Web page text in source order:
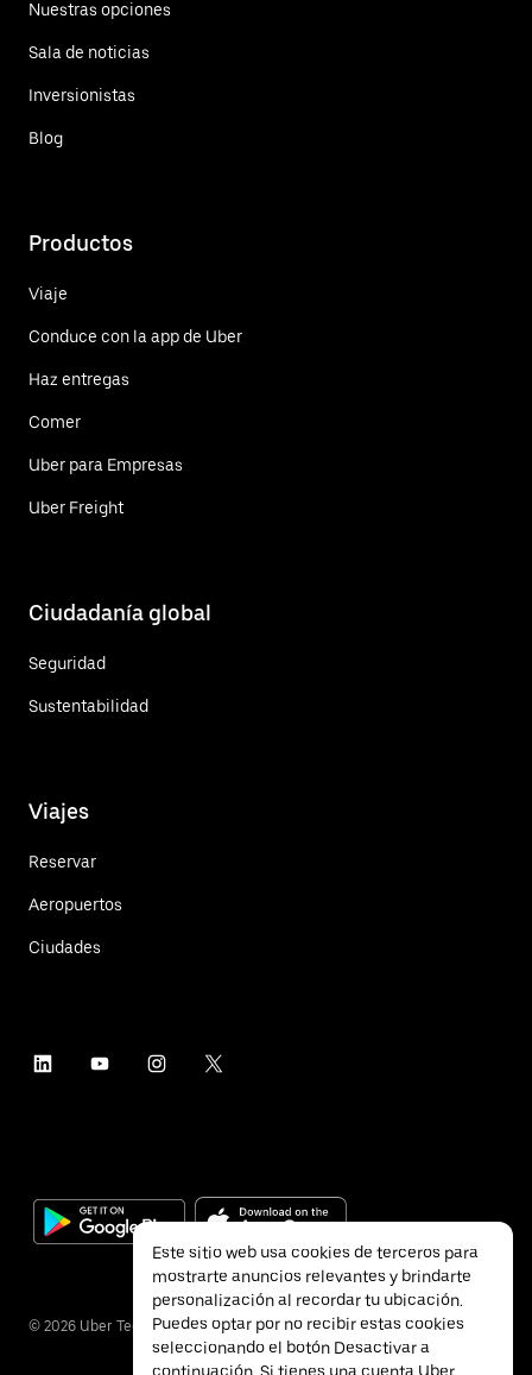
Nuestras opciones
Sala de noticias
Inversionistas
Blog
Productos
Viaje
Conduce con la app de Uber
Haz entregas
Comer
Uber para Empresas
Uber Freight
Ciudadanía global
Seguridad
Sustentabilidad
Viajes
Reservar
Aeropuertos
Ciudades
© 2026 Uber Technologies Inc.
Este sitio web usa cookies de terceros para
mostrarte anuncios relevantes y brindarte
personalización al recordar tu ubicación.
Puedes optar por no recibir estas cookies
seleccionando el botón Desactivar a